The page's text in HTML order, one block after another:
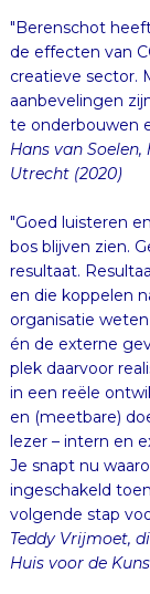
"Berenschot
de effecten van
creatieve sector.
aanbevelingen
te onderbouwen
Hans van
Utrecht (2020)
"Goed luisteren
bos blijven zien.
resultaat.
en die koppelen
organisatie
én de externe
plek daarvoor
in een reële
en (meetbare)
lezer – intern en
Je snapt nu
ingeschakeld
volgende stap
Teddy Vrijmoet,
Huis voor de